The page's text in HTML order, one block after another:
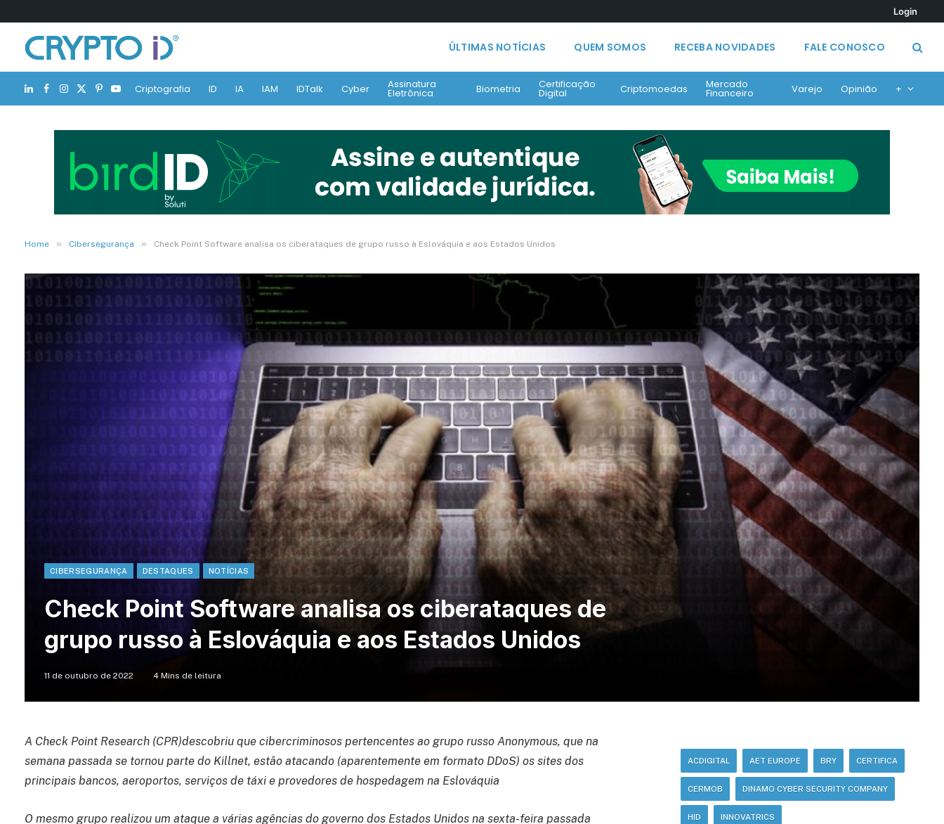
Login
ÚLTIMAS NOTÍCIAS QUEM SOMOS RECEBA NOVIDADES FALE CONOSCO
LinkedIn
Facebook
Instagram
X
(Twitter)
Pinterest
YouTubeCriptografia ID IA IAM IDTalk Cyber Assinatura
Eletrônica Biometria Certificação
Digital Criptomoedas Mercado
Financeiro Varejo Opinião +
Home » Cibersegurança » Check Point Software analisa os ciberataques de grupo russo à Eslováquia e aos Estados Unidos
CIBERSEGURANÇA DESTAQUES NOTÍCIAS
Check Point Software analisa os ciberataques de
grupo russo à Eslováquia e aos Estados Unidos
11 de outubro de 2022 4 Mins de leitura
A Check Point Research (CPR)descobriu que cibercriminosos pertencentes ao grupo russo Anonymous, que na
semana passada se tornou parte do Killnet, estão atacando (aparentemente em formato DDoS) os sites dos
principais bancos, aeroportos, serviços de táxi e provedores de hospedagem na Eslováquia
O mesmo grupo realizou um ataque a várias agências do governo dos Estados Unidos na sexta-feira passada
ACDIGITAL AET EUROPE BRY CERTIFICA
CERMOB DINAMO CYBER SECURITY COMPANY
HID INNOVATRICS